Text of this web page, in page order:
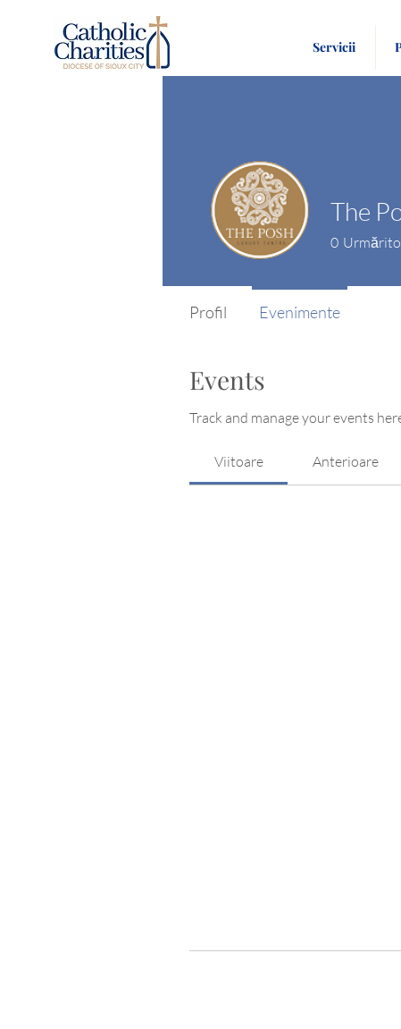
Servicii
Events
Track and manage your events
Viitoare Anterioare
The
0
Profil Evenimente